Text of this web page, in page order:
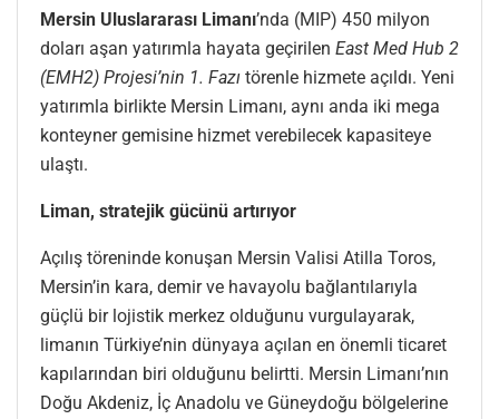
Mersin Uluslararası Limanı’nda (MIP) 450 milyon
doları aşan yatırımla hayata geçirilen East Med Hub 2
(EMH2) Projesi’nin 1. Fazı törenle hizmete açıldı. Yeni
yatırımla birlikte Mersin Limanı, aynı anda iki mega
konteyner gemisine hizmet verebilecek kapasiteye
ulaştı.
Liman, stratejik gücünü artırıyor
Açılış töreninde konuşan Mersin Valisi Atilla Toros,
Mersin’in kara, demir ve havayolu bağlantılarıyla
güçlü bir lojistik merkez olduğunu vurgulayarak,
limanın Türkiye’nin dünyaya açılan en önemli ticaret
kapılarından biri olduğunu belirtti. Mersin Limanı’nın
Doğu Akdeniz, İç Anadolu ve Güneydoğu bölgelerine